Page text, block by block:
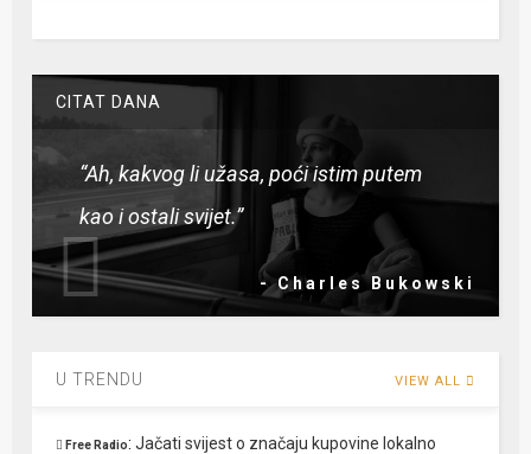
CITAT DANA
“Ah, kakvog li užasa, poći istim putem
kao i ostali svijet.”
- Charles Bukowski
U TRENDU VIEW ALL
Free Radio:Jačati svijest o značaju kupovine lokalno